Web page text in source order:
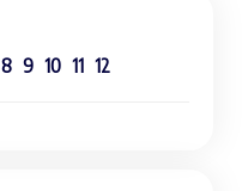
8 9 10 11 12